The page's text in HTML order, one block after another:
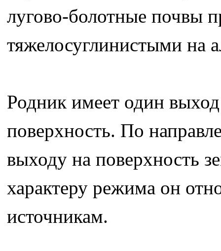
лугово-болотные почвы
тяжелосуглинистыми на
Родник имеет один
поверхность. По
выходу на поверхность
характеру режима он
источникам.